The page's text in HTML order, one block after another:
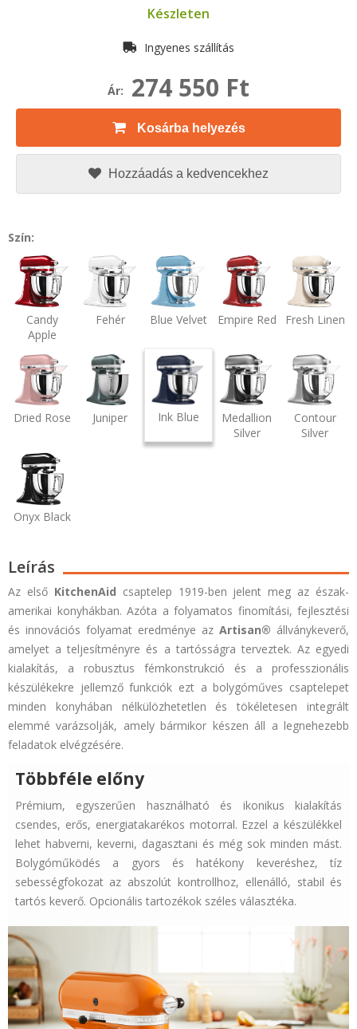
Készleten
Ingyenes szállítás
Ár: 274 550 Ft
Kosárba helyezés
Hozzáadás a kedvencekhez
Szín:
Candy
Apple
Fehér Blue Velvet Empire Red Fresh Linen
Dried Rose Juniper Ink Blue
Medallion
Silver
Contour
Silver
Onyx Black
Leírás
Az első KitchenAid csaptelep 1919-ben jelent meg az észak-
amerikai konyhákban. Azóta a folyamatos finomítási, fejlesztési
és innovációs folyamat eredménye az Artisan® állványkeverő,
amelyet a teljesítményre és a tartósságra terveztek. Az egyedi
kialakítás, a robusztus fémkonstrukció és a professzionális
készülékekre jellemző funkciók ezt a bolygóműves csaptelepet
minden konyhában nélkülözhetetlen és tökéletesen integrált
elemmé varázsolják, amely bármikor készen áll a legnehezebb
feladatok elvégzésére.
Többféle előny
Prémium, egyszerűen használható és ikonikus kialakítás
csendes, erős, energiatakarékos motorral. Ezzel a készülékkel
lehet habverni, keverni, dagasztani és még sok minden mást.
Bolygóműködés a gyors és hatékony keveréshez, tíz
sebességfokozat az abszolút kontrollhoz, ellenálló, stabil és
tartós keverő. Opcionális tartozékok széles választéka.